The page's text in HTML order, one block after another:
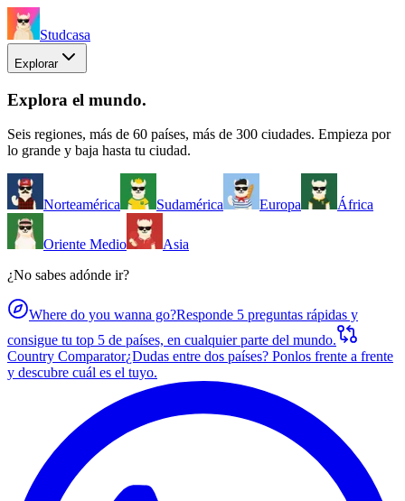
Studcasa
Explorar
Explora el mundo.
Seis regiones, más de 60 países, más de 300 ciudades. Empieza por
lo grande y baja hasta tu ciudad.
Norteamérica Sudamérica Europa África
Oriente Medio
Asia
¿No sabes adónde ir?
Where do you wanna go?Responde 5 preguntas rápidas y
consigue tu top 5 de países, en cualquier parte del mundo.
Country Comparator¿Dudas entre dos países? Ponlos frente a frente
y descubre cuál es el tuyo.